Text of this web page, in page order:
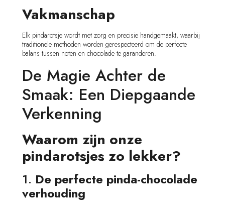
Vakmanschap
Elk pindarotsje wordt met zorg en precisie handgemaakt, waarbij
traditionele methoden worden gerespecteerd om de perfecte
balans tussen noten en chocolade te garanderen.
De Magie Achter de
Smaak: Een Diepgaande
Verkenning
Waarom zijn onze
pindarotsjes zo lekker?
1. De perfecte pinda-chocolade
verhouding